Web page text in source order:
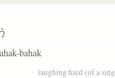
bahak
laughing hard (of a